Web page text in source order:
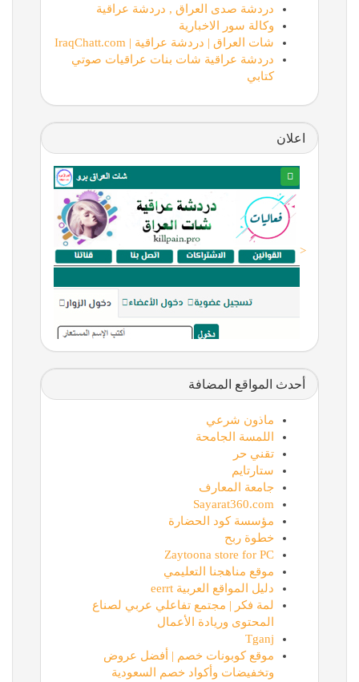
دردشة صدى العراق , دردشة عراقية
وكالة سور الاخبارية
شات العراق | دردشة عراقية | IraqChatt.com
دردشة عراقية شات بنات عراقيات صوتي
كتابي
اعلان
<
أحدث المواقع المضافة
ماذون شرعي
اللمسة الجامحة
تقني حر
ستارتايم
جامعة المعارف
Sayarat360.com
مؤسسة كود الحضارة
خطوة ربح
Zaytoona store for PC
موقع مناهجنا التعليمي
دليل المواقع العربية eerrt
لمة فكر | مجتمع تفاعلي عربي لصناع
المحتوى وريادة الأعمال
Tganj
موقع كوبونات خصم | أفضل عروض
وتخفيضات وأكواد خصم السعودية